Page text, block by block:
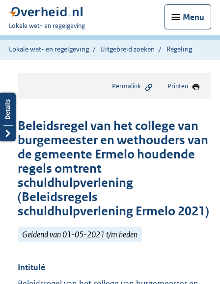
Menu
U
bent
hier:
Lokale wet- en regelgeving
Lokale wet- en regelgeving Uitgebreid zoeken Regeling
Permalink Printen
Beleidsregel van het college van
burgemeester en wethouders van
de gemeente Ermelo houdende
regels omtrent
schuldhulpverlening
(Beleidsregels
schuldhulpverlening Ermelo 2021)
Geldend van 01-05-2021 t/m heden
Intitulé